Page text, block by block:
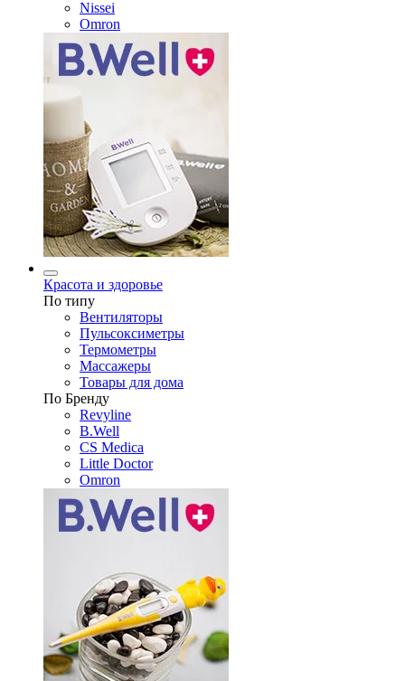
Nissei
Omron
Красота и здоровье
По типу
Вентиляторы
Пульсоксиметры
Термометры
Массажеры
Товары для дома
По Бренду
Revyline
B.Well
CS Medica
Little Doctor
Omron